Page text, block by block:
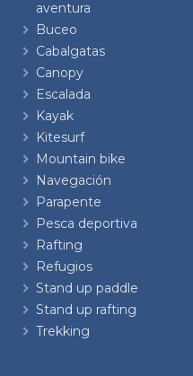
aventura
Buceo
Cabalgatas
Canopy
Escalada
Kayak
Kitesurf
Mountain bike
Navegación
Parapente
Pesca deportiva
Rafting
Refugios
Stand up paddle
Stand up rafting
Trekking